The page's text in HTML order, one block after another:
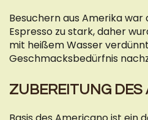
Besuchern aus Amerika
Espresso zu stark, daher
mit heißem Wasser
Geschmacksbedürfnis
ZUBEREITUNG DES